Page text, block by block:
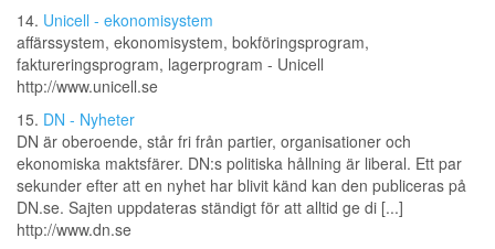
14. Unicell - ekonomisystem
affärssystem, ekonomisystem, bokföringsprogram,
faktureringsprogram, lagerprogram - Unicell
http://www.unicell.se
15. DN - Nyheter
DN är oberoende, står fri från partier, organisationer och
ekonomiska maktsfärer. DN:s politiska hållning är liberal. Ett par
sekunder efter att en nyhet har blivit känd kan den publiceras på
DN.se. Sajten uppdateras ständigt för att alltid ge di [...]
http://www.dn.se